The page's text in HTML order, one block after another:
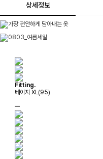
상세정보
Fitting.
베이지 XL(95)
ㅡ